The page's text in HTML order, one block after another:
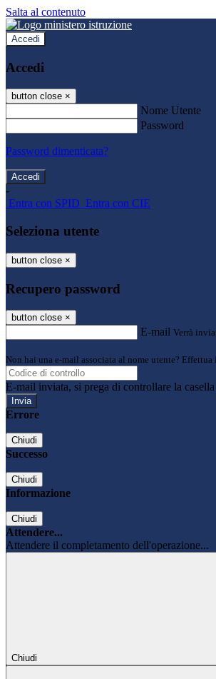
Salta al contenuto
Accedi
Accedi
button close ×
Nome Utente
Password
Password dimenticata?
-
Entra con SPID Entra con CIE
Seleziona utente
button close ×
Recupero password
button close ×
E-mail Verrà
Non hai una e-mail associata al nome utente?
E-mail inviata, si prega di controllare la
Errore
Chiudi
Successo
Chiudi
Informazione
Chiudi
Attendere...
Attendere il completamento dell'operazione...
Chiudi